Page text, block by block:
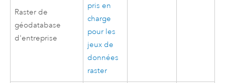
Raster de
géodatabase
d'entreprise
pris en
charge
pour les
jeux de
données
raster